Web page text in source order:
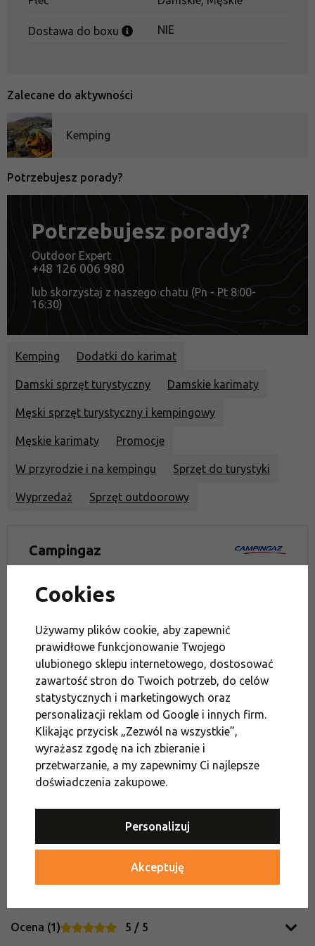
Dostawa do boxu NIE
Zalecane do aktywności
Kemping
Potrzebujesz porady?
Potrzebujesz porady?
Outdoor Expert
+48 126 006 980
lub skorzystaj z naszego chatu (Pn - Pt 8:00-
16:30)
Kemping Dodatki do karimat
Damski sprzęt turystyczny Damskie karimaty
Męski sprzęt turystyczny i kempingowy
Męskie karimaty Promocje
W przyrodzie i na kempingu Sprzęt do turystyki
Wyprzedaż Sprzęt outdoorowy
Campingaz
Firma powstała w 1949 roku. Pomysł założyciela
Chciał ulepszyć i unowocześnić dotychczasowy
sposób biwakowania - postanowił stworzyć
rewolucyjny wkład. Zaczął produkować i rozwijać
coraz więcej produktów zwiększających komfort
przebywania na łonie natury. Szybko znalazły
swoje miejsce na rynku. Obecnie Campingaz
oferuje bomby gazowe, kuchenki, grille, lodówki,
lampy, ale także materace i toalety oraz inne
akcesoria zwiększające komfort biwakowania.
Produkty Campingaz
Ocena (1) 5 / 5
Cookies
Używamy plików cookie, aby zapewnić
prawidłowe funkcjonowanie Twojego
ulubionego sklepu internetowego, dostosować
zawartość stron do Twoich potrzeb, do celów
statystycznych i marketingowych oraz
personalizacji reklam od Google i innych firm.
Klikając przycisk „Zezwól na wszystkie”,
wyrażasz zgodę na ich zbieranie i
przetwarzanie, a my zapewnimy Ci najlepsze
doświadczenia zakupowe.
Personalizuj
Akceptuję